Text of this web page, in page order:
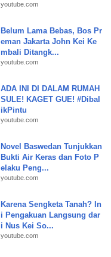
youtube.com
Belum Lama Bebas, Bos Pr
eman Jakarta John Kei Ke
mbali Ditangk...
youtube.com
ADA INI DI DALAM RUMAH
SULE! KAGET GUE! #Dibal
ikPintu
youtube.com
Novel Baswedan Tunjukkan
Bukti Air Keras dan Foto P
elaku Peng...
youtube.com
Karena Sengketa Tanah? In
i Pengakuan Langsung dar
i Nus Kei So...
youtube.com